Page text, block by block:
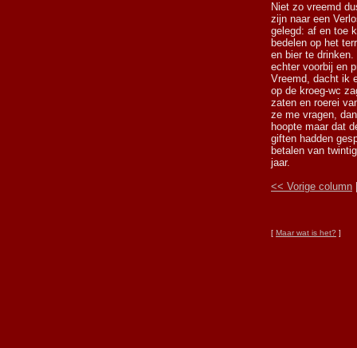
Niet zo vreemd
zijn naar een
gelegd: af en toe
bedelen op het
en bier te
echter voorbij en
Vreemd, dacht ik
op de kroeg-wc
zaten en roerei
ze me vragen,
hoopte maar dat
giften hadden
betalen van
jaar.
<< Vorige column
[ Maar wat is het? ]